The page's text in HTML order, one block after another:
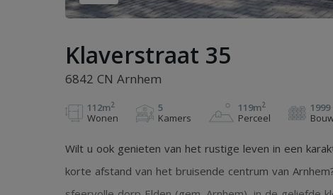
Klaverstraat 35
6842 CN Arnhem
112m2
Wonen
5
Kamers
119m2
Perceel
1999
Wilt u ook genieten van het rustige leven in een
korte afstand van het bruisende centrum van